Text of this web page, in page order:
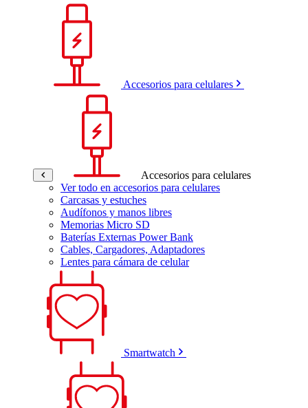
Accesorios para celulares
Accesorios para celulares
Ver todo en accesorios para celulares
Carcasas y estuches
Audífonos y manos libres
Memorias Micro SD
Baterías Externas Power Bank
Cables, Cargadores, Adaptadores
Lentes para cámara de celular
Smartwatch